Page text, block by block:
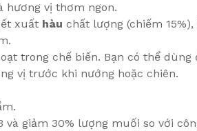
hương vị thơm ngon.
xuất hàu chất lượng (chiếm
trong chế biến. Bạn có thể dùng
vị trước khi nướng hoặc chiên.
và giảm 30% lượng muối so với